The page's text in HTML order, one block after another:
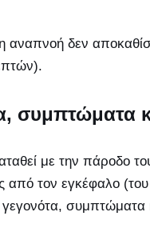
δεν
συμπτώματα
με την πάροδο
τον εγκέφαλο (του
συμπτώματα